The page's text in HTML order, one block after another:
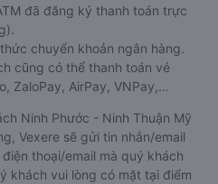
đã đăng ký thanh toán trực
chuyển khoản ngân hàng.
cũng có thể thanh toán vé
ZaloPay, AirPay, VNPay,…
Ninh Phước - Ninh Thuận Mỹ
Vexere sẽ gửi tin nhắn/email
thoại/email mà quý khách
khách vui lòng có mặt tại điểm